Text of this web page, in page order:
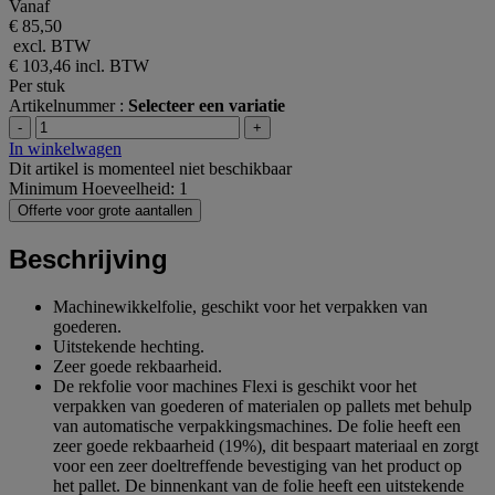
Vanaf
€ 85,50
excl. BTW
€ 103,46 incl. BTW
Per stuk
Artikelnummer : Selecteer een variatie
- +
In winkelwagen
Dit artikel is momenteel niet beschikbaar
Minimum Hoeveelheid: 1
Offerte voor grote aantallen
Beschrijving
Machinewikkelfolie, geschikt voor het verpakken van
goederen.
Uitstekende hechting.
Zeer goede rekbaarheid.
De rekfolie voor machines Flexi is geschikt voor het
verpakken van goederen of materialen op pallets met behulp
van automatische verpakkingsmachines. De folie heeft een
zeer goede rekbaarheid (19%), dit bespaart materiaal en zorgt
voor een zeer doeltreffende bevestiging van het product op
het pallet. De binnenkant van de folie heeft een uitstekende